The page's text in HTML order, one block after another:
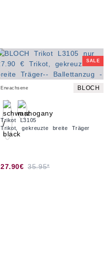
SALE
Erwachsene BLOCH
Trikot L3105
Trikot, gekreuzte breite Träger
27.90€ 35.95*